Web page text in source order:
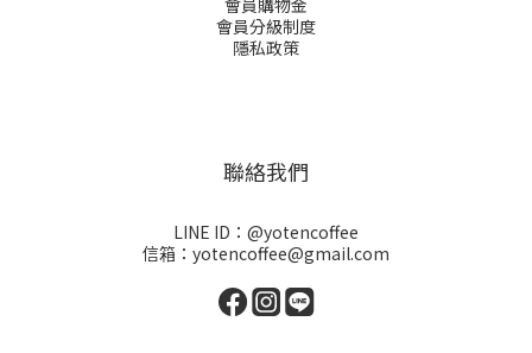
會員購物金
會員分級制度
隱私政策
聯絡我們
LINE ID：@yotencoffee
信箱：yotencoffee@gmail.com